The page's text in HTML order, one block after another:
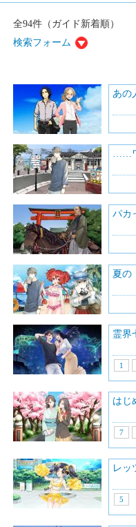
全94件（ガイド新着順）
検索フォーム
あの
……
パカ
夏の
霊界
1
はじ
7
レ
5